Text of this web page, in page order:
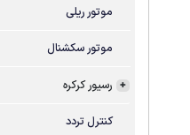
موتور ریلی
موتور سکشنال
رسیور کرکره
کنترل تردد